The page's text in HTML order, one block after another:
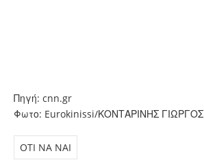
Πηγή: cnn.gr
Φωτο: Eurokinissi/ΚΟΝΤΑΡΙΝΗΣ ΓΙΩΡΓΟΣ
OTI NA NAI